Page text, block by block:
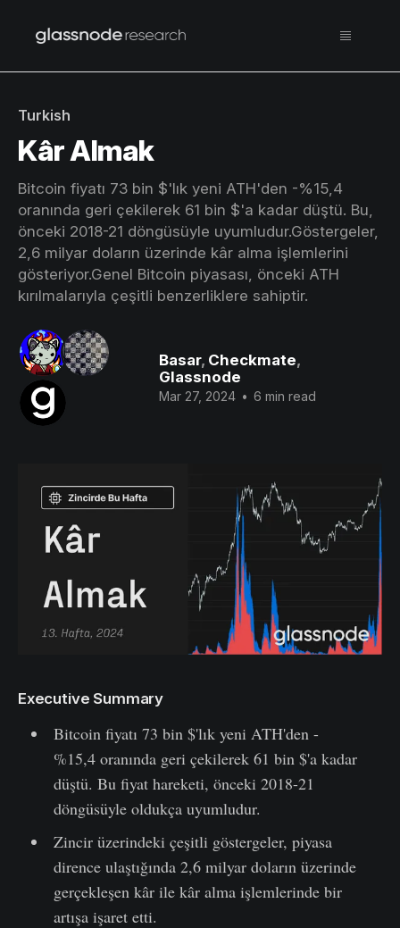
Turkish
Kâr Almak
Bitcoin fiyatı 73 bin $'lık yeni ATH'den -%15,4
oranında geri çekilerek 61 bin $'a kadar düştü. Bu,
önceki 2018-21 döngüsüyle uyumludur.Göstergeler,
2,6 milyar doların üzerinde kâr alma işlemlerini
gösteriyor.Genel Bitcoin piyasası, önceki ATH
kırılmalarıyla çeşitli benzerliklere sahiptir.
Basar, Checkmate,
Glassnode
Mar 27, 2024 • 6 min read
Executive Summary
Bitcoin fiyatı 73 bin $'lık yeni ATH'den -
%15,4 oranında geri çekilerek 61 bin $'a kadar
düştü. Bu fiyat hareketi, önceki 2018-21
döngüsüyle oldukça uyumludur.
Zincir üzerindeki çeşitli göstergeler, piyasa
dirence ulaştığında 2,6 milyar doların üzerinde
gerçekleşen kâr ile kâr alma işlemlerinde bir
artışa işaret etti.